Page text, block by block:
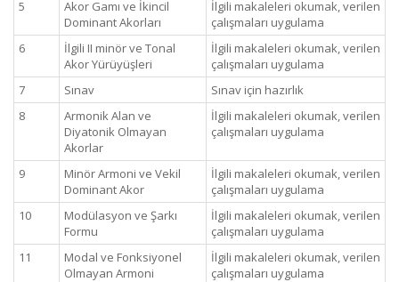
5
Akor Gamı ve İkincil
Dominant Akorları
İlgili makaleleri okumak, verilen
çalışmaları uygulama
6
İlgili II minör ve Tonal
Akor Yürüyüşleri
İlgili makaleleri okumak, verilen
çalışmaları uygulama
7
Sınav
Sınav için hazırlık
8
Armonik Alan ve
Diyatonik Olmayan
Akorlar
İlgili makaleleri okumak, verilen
çalışmaları uygulama
9
Minör Armoni ve Vekil
Dominant Akor
İlgili makaleleri okumak, verilen
çalışmaları uygulama
10
Modülasyon ve Şarkı
Formu
İlgili makaleleri okumak, verilen
çalışmaları uygulama
11
Modal ve Fonksiyonel
Olmayan Armoni
İlgili makaleleri okumak, verilen
çalışmaları uygulama